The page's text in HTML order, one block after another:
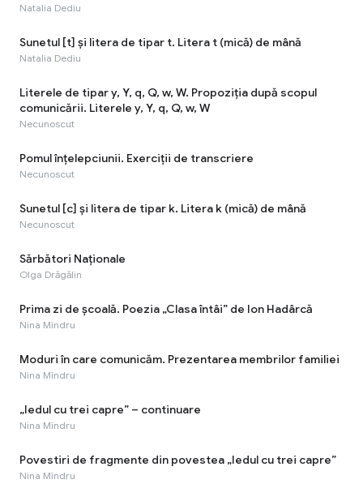
Natalia Dediu
Sunetul [t] şi litera de tipar t. Litera t (mică) de mână
Natalia Dediu
Literele de tipar y, Y, q, Q, w, W. Propoziția după scopul
comunicării. Literele y, Y, q, Q, w, W
Necunoscut
Pomul înțelepciunii. Exerciții de transcriere
Necunoscut
Sunetul [c] şi litera de tipar k. Litera k (mică) de mână
Necunoscut
Sărbători Naționale
Olga Drăgălin
Prima zi de școală. Poezia „Clasa întâi” de Ion Hadârcă
Nina Mîndru
Moduri în care comunicăm. Prezentarea membrilor familiei
Nina Mîndru
„Iedul cu trei capre” – continuare
Nina Mîndru
Povestiri de fragmente din povestea „Iedul cu trei capre”
Nina Mîndru